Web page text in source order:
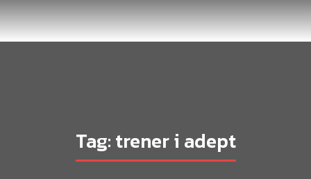
Tag: trener i adept